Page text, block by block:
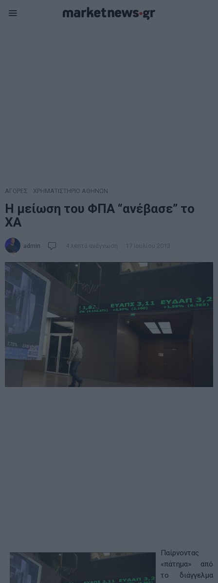
ΑΓΟΡΕΣ ΧΡΗΜΑΤΙΣΤΗΡΙΟ ΑΘΗΝΩΝ
Η μείωση του ΦΠΑ “ανέβασε” το
ΧΑ
admin 4 λεπτά ανάγνωση 17 Ιουλίου 2013
Παίρνοντας
«πάτημα» από
το διάγγελμα